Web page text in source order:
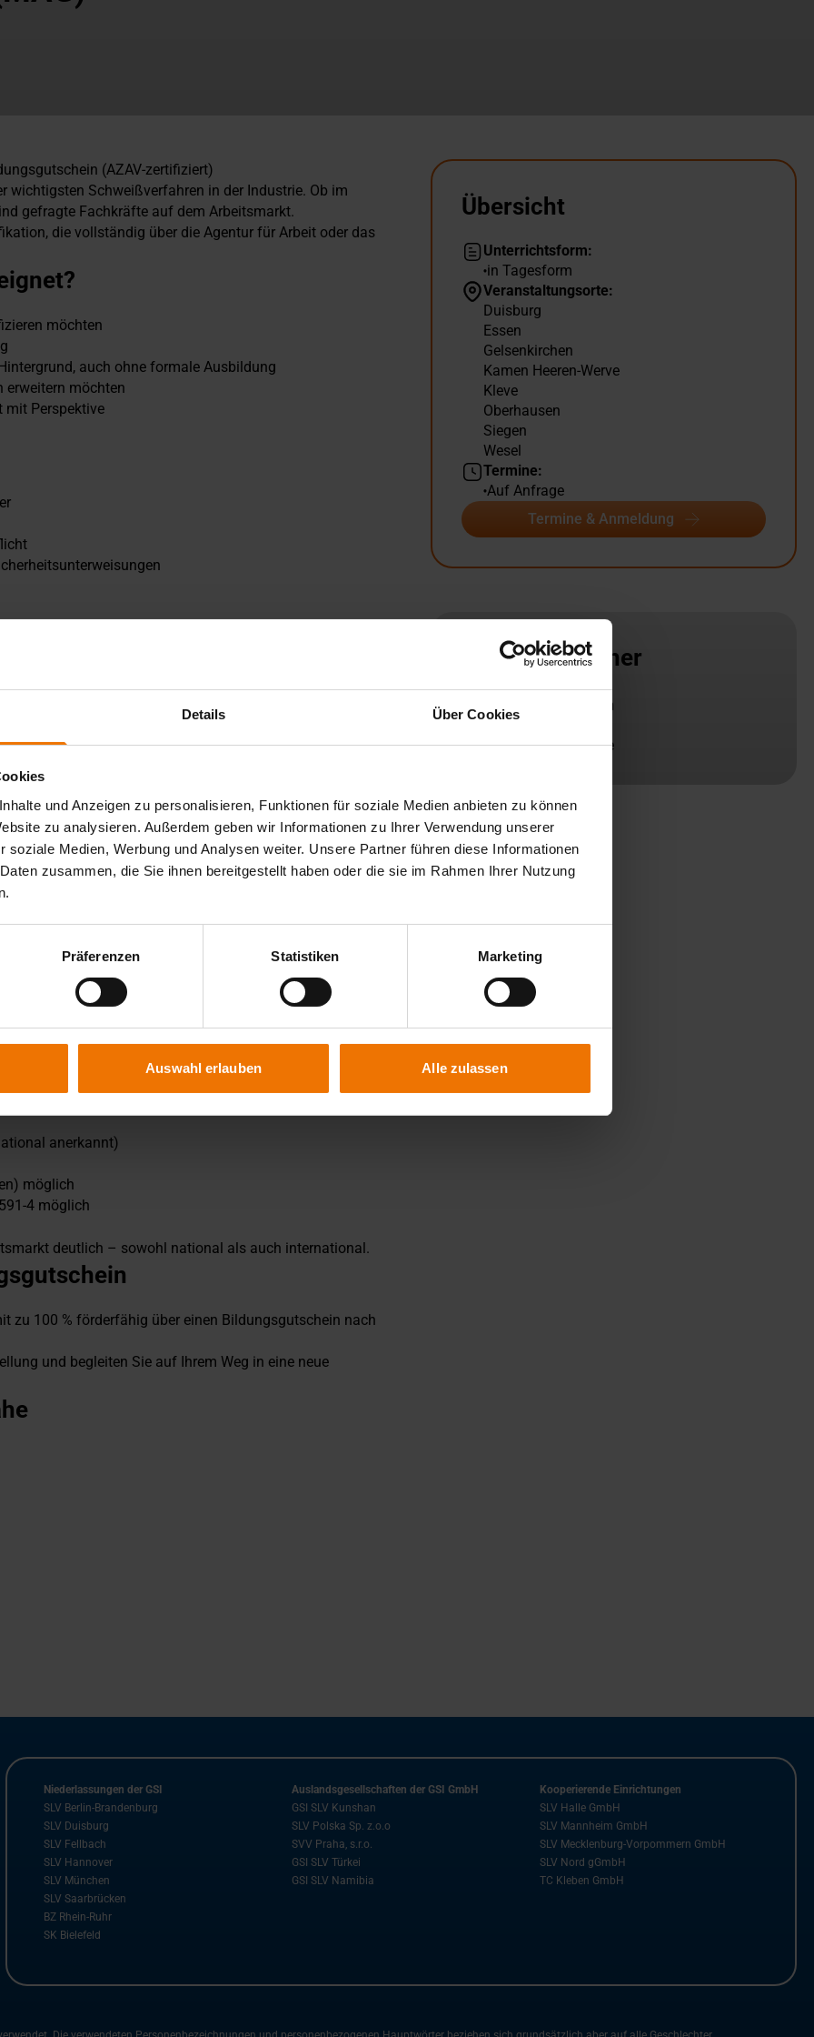
Details Über Cookies
und Anzeigen zu personalisieren, Funktionen für soziale Medien anbieten zu können
zu analysieren. Außerdem geben wir Informationen zu Ihrer Verwendung unserer
soziale Medien, Werbung und Analysen weiter. Unsere Partner führen diese Informationen
zusammen, die Sie ihnen bereitgestellt haben oder die sie im Rahmen Ihrer Nutzung
Präferenzen Statistiken Marketing
Auswahl erlauben Alle zulassen
(AZAV-zertifiziert)
wichtigsten Schweißverfahren in der Industrie. Ob im
gefragte Fachkräfte auf dem Arbeitsmarkt.
die vollständig über die Agentur für Arbeit oder das
möchten
auch ohne formale Ausbildung
erweitern möchten
mit Perspektive
und Ihre Zielprüfung angepasst. Der
Schweißer“ und kann als eigenständiges
können Sie erhalten?
erhalten:
anerkannt)
möglich
4 möglich
deutlich – sowohl national als auch international.
zu 100 % förderfähig über einen Bildungsgutschein nach
und begleiten Sie auf Ihrem Weg in eine neue
Übersicht
Unterrichtsform:
in Tagesform
Veranstaltungsorte:
Duisburg
Essen
Gelsenkirchen
Kamen Heeren-Werve
Kleve
Oberhausen
Siegen
Wesel
Termine:
Auf Anfrage
Termine & Anmeldung
Ansprechpartner
Katharina Spickermann
spickermann@gsi-slv.de
Niederlassungen der GSI
SLV Berlin-Brandenburg
SLV Duisburg
SLV Fellbach
SLV Hannover
SLV München
SLV Saarbrücken
BZ Rhein-Ruhr
SK Bielefeld
Auslandsgesellschaften der GSI GmbH
GSI SLV Kunshan
SLV Polska Sp. z.o.o
SVV Praha, s.r.o.
GSI SLV Türkei
GSI SLV Namibia
Kooperierende Einrichtungen
SLV Halle GmbH
SLV Mannheim GmbH
SLV Mecklenburg-Vorpommern GmbH
SLV Nord gGmbH
TC Kleben GmbH